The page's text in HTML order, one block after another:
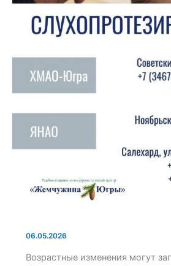
06.05.2026
Возрастные изменения могут